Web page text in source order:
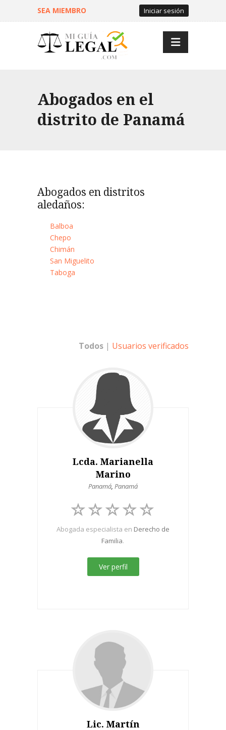
SEA MIEMBRO Iniciar sesión
Abogados en el
distrito de Panamá
Abogados en distritos
aledaños:
Balboa
Chepo
Chimán
San Miguelito
Taboga
Todos | Usuarios verificados
Lcda. Marianella
Marino
Panamá, Panamá
Abogada especialista en Derecho de
Familia.
Ver perfil
Lic. Martín